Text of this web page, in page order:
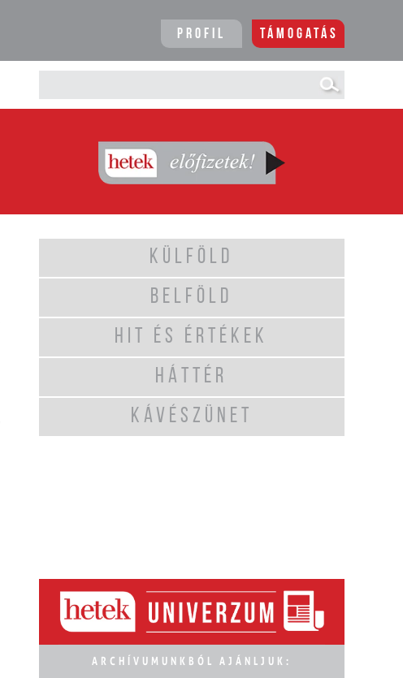
Profil Támogatás
KÜLFÖLD
BELFÖLD
HIT ÉS ÉRTÉKEK
HÁTTÉR
KÁVÉSZÜNET
ARCHÍVUMUNKBÓL AJÁNLJUK: